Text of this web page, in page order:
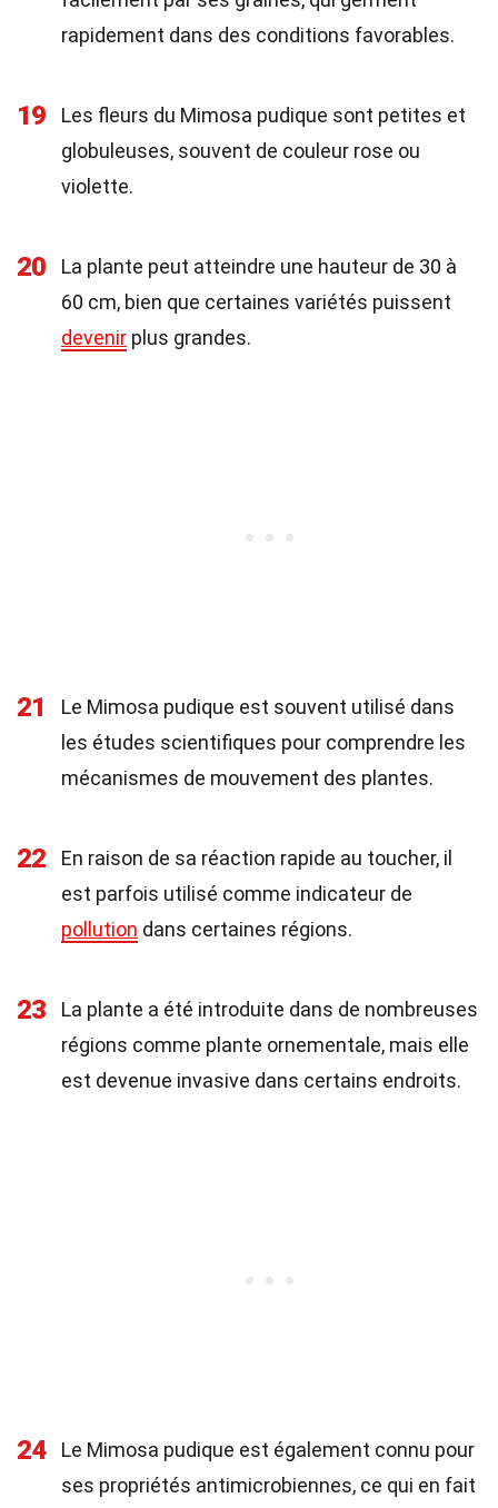
rapidement dans des conditions favorables.
19
Les fleurs du Mimosa pudique sont petites et
globuleuses, souvent de couleur rose ou
violette.
20
La plante peut atteindre une hauteur de 30 à
60 cm, bien que certaines variétés puissent
devenir plus grandes.
21
Le Mimosa pudique est souvent utilisé dans
les études scientifiques pour comprendre les
mécanismes de mouvement des plantes.
22
En raison de sa réaction rapide au toucher, il
est parfois utilisé comme indicateur de
pollution dans certaines régions.
23
La plante a été introduite dans de nombreuses
régions comme plante ornementale, mais elle
est devenue invasive dans certains endroits.
24
Le Mimosa pudique est également connu pour
ses propriétés antimicrobiennes, ce qui en fait